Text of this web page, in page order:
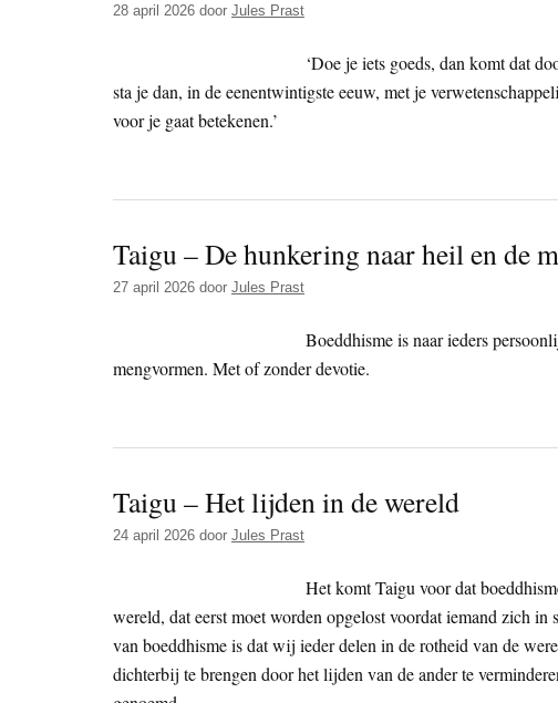
28 april 2026 door Jules Prast
‘Doe je iets goeds, dan komt dat
sta je dan, in de eenentwintigste eeuw, met je
voor je gaat betekenen.’
Taigu – De hunkering naar heil en de
27 april 2026 door Jules Prast
Boeddhisme is naar ieders
mengvormen. Met of zonder devotie.
Taigu – Het lijden in de wereld
24 april 2026 door Jules Prast
Het komt Taigu voor dat
wereld, dat eerst moet worden opgelost voordat iemand zich
van boeddhisme is dat wij ieder delen in de rotheid van de
dichterbij te brengen door het lijden van de ander te